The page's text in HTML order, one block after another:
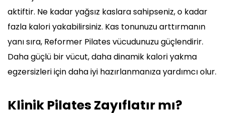
aktiftir. Ne kadar yağsız kaslara sahipseniz, o kadar
fazla kalori yakabilirsiniz. Kas tonunuzu arttırmanın
yanı sıra, Reformer Pilates vücudunuzu güçlendirir.
Daha güçlü bir vücut, daha dinamik kalori yakma
egzersizleri için daha iyi hazırlanmanıza yardımcı olur.
Klinik Pilates Zayıflatır mı?